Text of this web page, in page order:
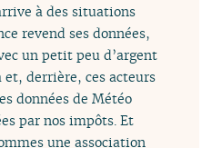
à des situations
revend ses données,
un petit peu d’argent
derrière, ces acteurs
données de Météo
par nos impôts. Et
une association